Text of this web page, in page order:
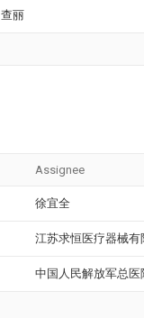
查丽
Assignee
徐宜全
江苏求恒医疗器械有
中国人民解放军总